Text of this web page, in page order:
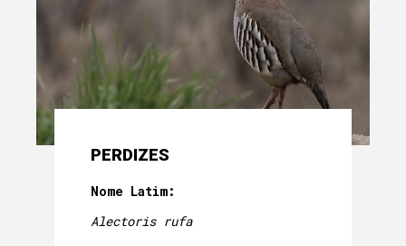
PERDIZES
Nome Latim:
Alectoris rufa